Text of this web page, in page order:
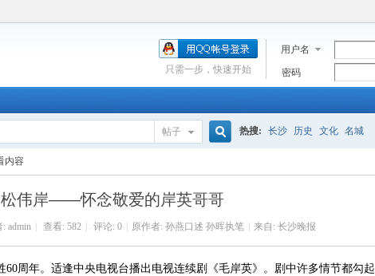
用户名
密码
只需一步，快速开始
帖子
索
热搜: 长沙 历史 文化 名城
内容
伟岸——怀念敬爱的岸英哥哥
: admin 查看: 582 评论: 0 原作者: 孙燕口述 孙晖执笔 来自: 长沙晚报
周年。适逢中央电视台播出电视连续剧《毛岸英》。剧中许多情节都勾起